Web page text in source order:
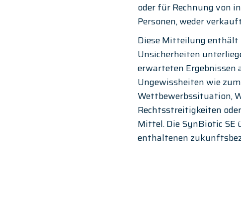
oder für Rechnung von
Personen, weder
Diese Mitteilung enthält
Unsicherheiten
erwarteten Ergebnissen
Ungewissheiten wie
Wettbewerbssituation,
Rechtsstreitigkeiten
Mittel. Die SynBiotic
enthaltenen